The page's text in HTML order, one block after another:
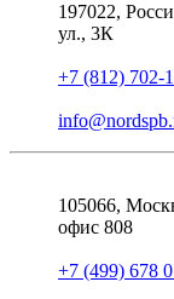
197022,
ул., 3К
+7 (812) 702-
105066,
офис 808
+7 (499) 678